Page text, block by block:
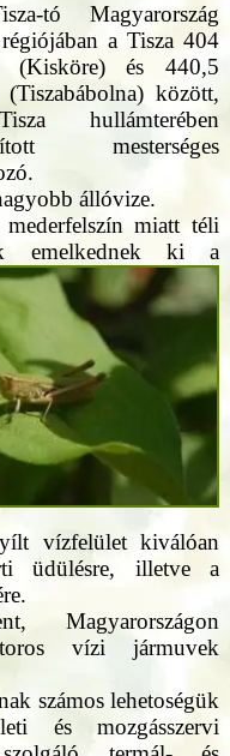
tó Magyarország
a Tisza 404
(Kisköre) és 440,5
között,
hullámterében
mesterséges
állóvize.
miatt téli
emelkednek ki a
vízfelület kiválóan
üdülésre, illetve a
Magyarországon
vízi jármuvek
számos lehetoségük
és mozgásszervi